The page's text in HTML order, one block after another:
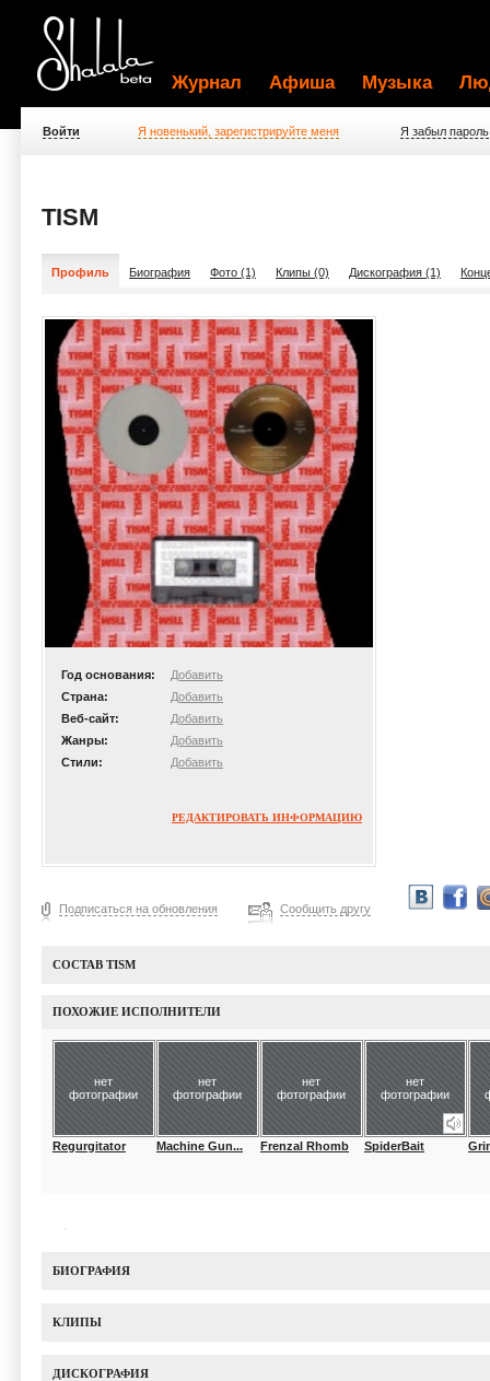
Журнал Афиша Музыка
Войти Я новенький, зарегистрируйте меня Я забыл пароль
TISM
Профиль Биография Фото (1) Клипы (0) Дискография (1)
Год основания:
Добавить
Страна:
Добавить
Веб-сайт:
Добавить
Жанры:
Добавить
Стили:
Добавить
РЕДАКТИРОВАТЬ ИНФОРМАЦИЮ
Подписаться на обновления Сообщить другу
СОСТАВ TISM
ПОХОЖИЕ ИСПОЛНИТЕЛИ
нет
фотографии
Regurgitator
нет
фотографии
Machine Gun...
нет
фотографии
Frenzal Rhomb
нет
фотографии
SpiderBait
БИОГРАФИЯ
КЛИПЫ
ДИСКОГРАФИЯ